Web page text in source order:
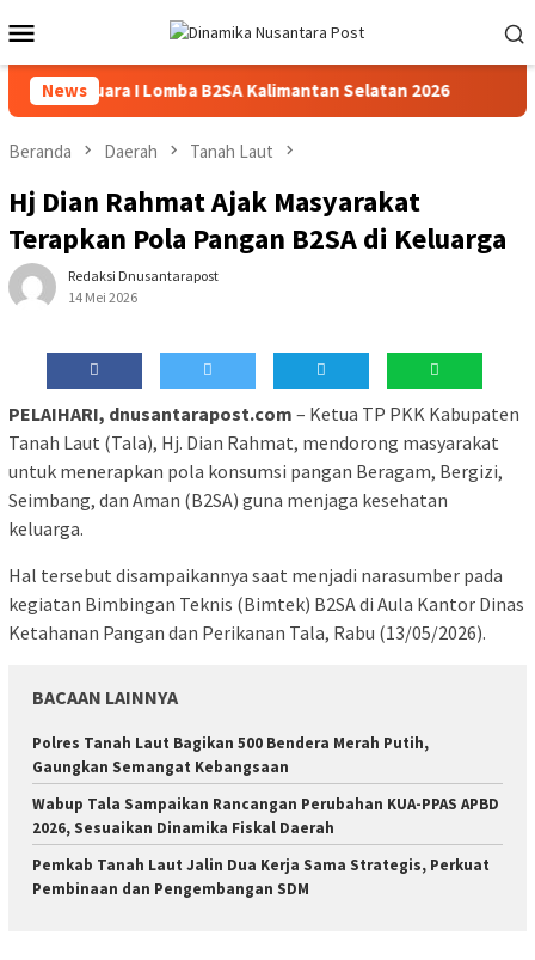
ke
kontenMobile
News
Juara I Lomba B2SA Kalimantan Selatan 2026
Beranda Daerah Tanah Laut
Hj Dian Rahmat Ajak Masyarakat
Terapkan Pola Pangan B2SA di Keluarga
Redaksi Dnusantarapost
14 Mei 2026
PELAIHARI, dnusantarapost.com – Ketua TP PKK Kabupaten
Tanah Laut (Tala), Hj. Dian Rahmat, mendorong masyarakat
untuk menerapkan pola konsumsi pangan Beragam, Bergizi,
Seimbang, dan Aman (B2SA) guna menjaga kesehatan
keluarga.
Hal tersebut disampaikannya saat menjadi narasumber pada
kegiatan Bimbingan Teknis (Bimtek) B2SA di Aula Kantor Dinas
Ketahanan Pangan dan Perikanan Tala, Rabu (13/05/2026).
BACAAN LAINNYA
Polres Tanah Laut Bagikan 500 Bendera Merah Putih,
Gaungkan Semangat Kebangsaan
Wabup Tala Sampaikan Rancangan Perubahan KUA-PPAS APBD
2026, Sesuaikan Dinamika Fiskal Daerah
Pemkab Tanah Laut Jalin Dua Kerja Sama Strategis, Perkuat
Pembinaan dan Pengembangan SDM